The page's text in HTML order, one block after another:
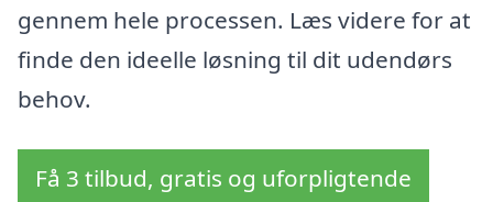
gennem hele processen. Læs videre for at
finde den ideelle løsning til dit udendørs
behov.
Få 3 tilbud, gratis og uforpligtende